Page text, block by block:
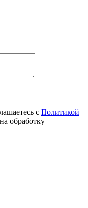
с Политикой
обработку